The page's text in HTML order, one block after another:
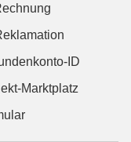
ID
Marktplatz